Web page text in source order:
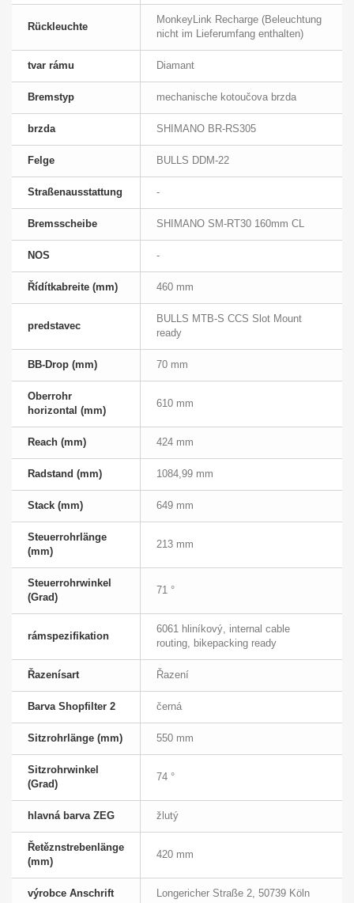
Rückleuchte
MonkeyLink Recharge (Beleuchtung
nicht im Lieferumfang enthalten)
tvar rámu Diamant
Bremstyp mechanische kotoučova brzda
brzda SHIMANO BR-RS305
Felge BULLS DDM-22
Straßenausstattung -
Bremsscheibe SHIMANO SM-RT30 160mm CL
NOS -
Řídítkabreite (mm) 460 mm
predstavec
BULLS MTB-S CCS Slot Mount
ready
BB-Drop (mm) 70 mm
Oberrohr
horizontal (mm)
610 mm
Reach (mm) 424 mm
Radstand (mm) 1084,99 mm
Stack (mm) 649 mm
Steuerrohrlänge
(mm)
213 mm
Steuerrohrwinkel
(Grad)
71 °
rámspezifikation
6061 hliníkový, internal cable
routing, bikepacking ready
Řazenísart Řazení
Barva Shopfilter 2 černá
Sitzrohrlänge (mm) 550 mm
Sitzrohrwinkel
(Grad)
74 °
hlavná barva ZEG žlutý
Řetěznstrebenlänge
(mm)
420 mm
výrobce Anschrift Longericher Straße 2, 50739 Köln